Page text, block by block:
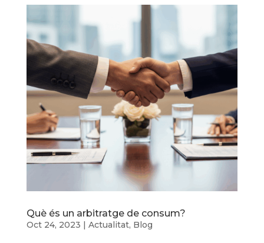
Què és un arbitratge de consum?
Oct 24, 2023 Actualitat, Blog